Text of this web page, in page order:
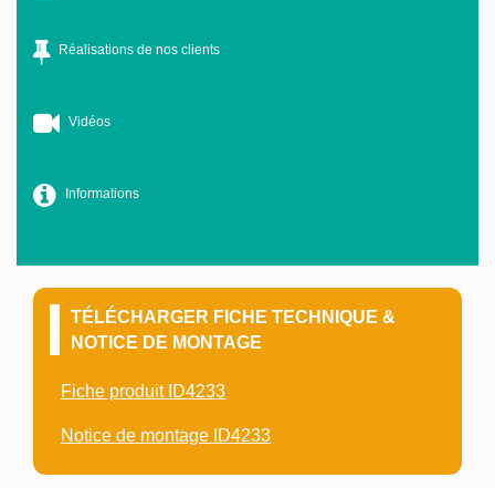
Réalisations de nos clients
Vidéos
Informations
TÉLÉCHARGER FICHE TECHNIQUE &
NOTICE DE MONTAGE
Fiche produit ID4233
Notice de montage ID4233